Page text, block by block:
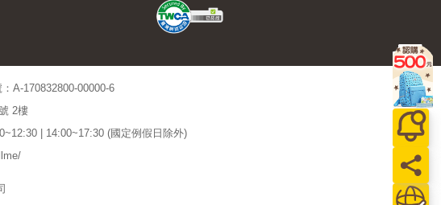
A-170832800-00000-6
2樓
| 14:00~17:30 (國定例假日除外)